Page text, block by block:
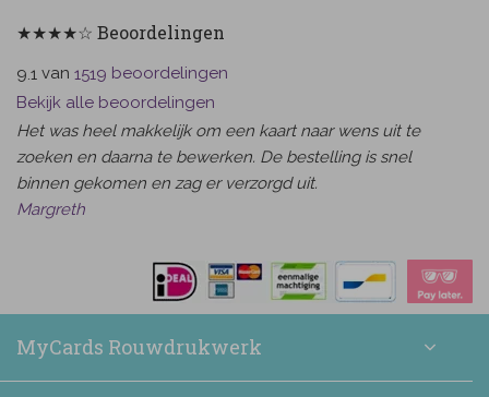
★★★★☆ Beoordelingen
9.1 van 1519 beoordelingen
Bekijk alle beoordelingen
Het was heel makkelijk om een kaart naar wens uit te
zoeken en daarna te bewerken. De bestelling is snel
binnen gekomen en zag er verzorgd uit.
Margreth
MyCards Rouwdrukwerk